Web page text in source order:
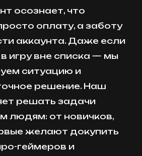
осознает, что
оплату, а заботу
аккаунта. Даже если
игру вне списка — мы
ситуацию и
решение. Наш
решать задачи
людям: от новичков,
желают докупить
геймеров и